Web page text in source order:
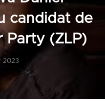
candidat de
Party (ZLP)
2023